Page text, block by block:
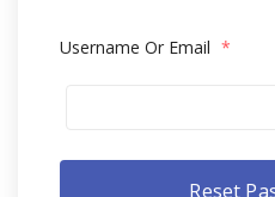
Username Or Email *